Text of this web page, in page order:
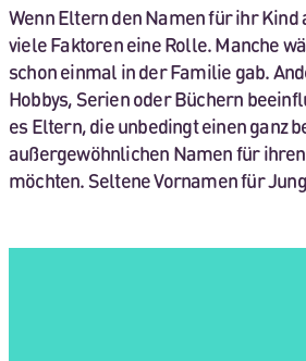
Wenn Eltern den Namen für ihr
viele Faktoren eine Rolle. Manche
schon einmal in der Familie gab.
Hobbys, Serien oder Büchern
es Eltern, die unbedingt einen ganz
außergewöhnlichen Namen für
möchten. Seltene Vornamen für